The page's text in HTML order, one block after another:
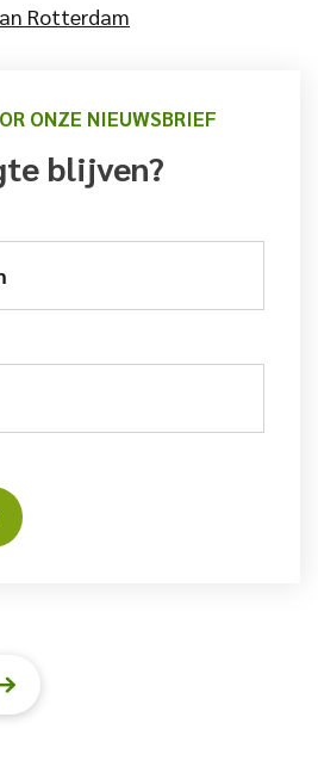
Rotterdam
ONZE NIEUWSBRIEF
blijven?